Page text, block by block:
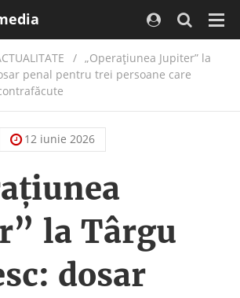
/ „Operațiunea Jupiter” la
penal pentru trei persoane care
12 iunie 2026
la Târgu
dosar